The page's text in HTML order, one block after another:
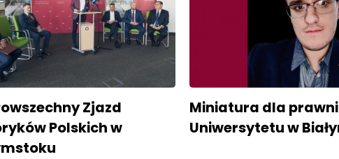
Zjazd
Polskich w
Miniatura dla
Uniwersytetu w